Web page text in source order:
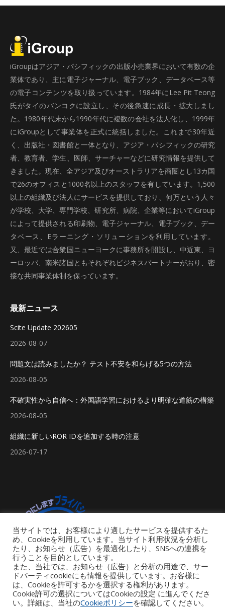
iGroupはアジア・パシフィックの出版小売業界において有数の企
業体であり、主に電子ジャーナル、電子ブック、データベース等
の電子コンテンツを取り扱っています。1984年にLee Pit Teong
氏がタイのバンコクに設立し、その後急速に成長・拡大しまし
た。1980年代末から1990年代に複数の会社を法人化し、1999年
にiGroupとして事業体を正式に統括しました。これまで30年近
く、出版社・図書館と一体となり、アジア・パシフィックの研究
者、教育者、学生、医師、サーチャーなどに研究情報を提供して
きました。現在、全アジア及びオーストラリアを商圏とし13カ国
で26のオフィスと1000名以上のスタッフを有しています。1,500
以上の組織及び法人にサービスを提供しており、何万という人々
が学校、大学、専門学校、研究所、病院、企業等においてiGroup
によって提供される印刷物、電子ジャーナル、電子ブック、デー
タベース、Eラーニング・ソリューションを利用しています。
又、最近では合衆国ニューヨークに事務所を開設し、中近東、ヨ
ーロッパ、南米諸国ともそれぞれビジネスパートナーがおり、密
接な共同事業体制を保っています。
最新ニュース
Scite Update 202605
2026-08-07
問題文は読みましたか？ テスト不安を和らげる5つの方法
2026-08-05
不確実性から自信へ：外国語学習におけるより明確な道筋の構築
2026-08-05
組織に新しいROR IDを追加する時の注意
2026-07-17
当サイトでは、お客様により適したサービスを提供するた
め、Cookieを利用しています。当サイト利用状況を分析し
たり、お知らせ（広告）を最適化したり、SNSへの連携を
行うことを目的としています。
また、当社では、お知らせ（広告）と分析の用途で、サー
ドパーティcookieにも情報を提供しています。お客様に
は、Cookieを許可するかを選択する権利があります。
Cookie許可の選択についてはCookieの設定 に進んでくださ
い。詳細は、当社のCookieポリシーを確認してください。